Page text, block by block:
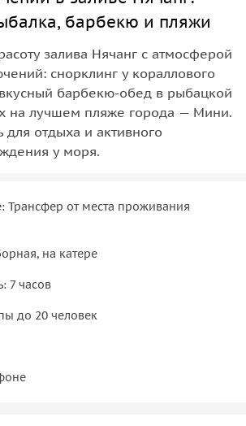
барбекю и пляжи
залива Нячанг с атмосферой
снорклинг у кораллового
барбекю-обед в рыбацкой
на лучшем пляже города — Мини.
отдыха и активного
у моря.
Трансфер от места проживания
на катере
7 часов
до 20 человек